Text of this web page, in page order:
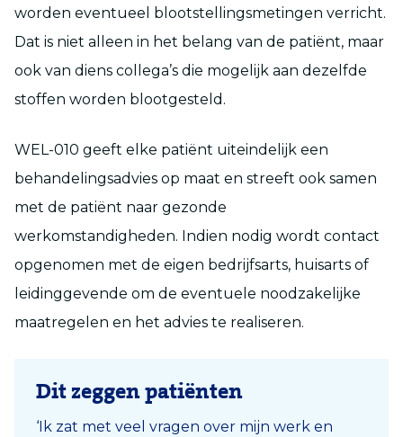
worden eventueel blootstellingsmetingen verricht.
Dat is niet alleen in het belang van de patiënt, maar
ook van diens collega’s die mogelijk aan dezelfde
stoffen worden blootgesteld.
WEL-010 geeft elke patiënt uiteindelijk een
behandelingsadvies op maat en streeft ook samen
met de patiënt naar gezonde
werkomstandigheden. Indien nodig wordt contact
opgenomen met de eigen bedrijfsarts, huisarts of
leidinggevende om de eventuele noodzakelijke
maatregelen en het advies te realiseren.
Dit zeggen patiënten
‘Ik zat met veel vragen over mijn werk en